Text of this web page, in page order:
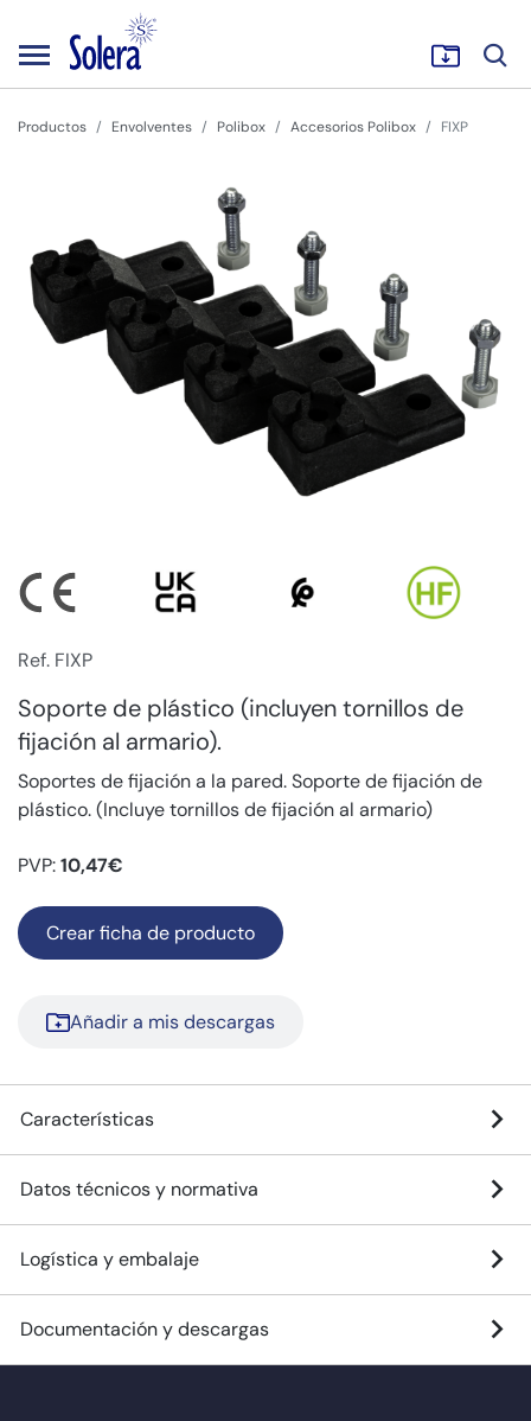
Productos Envolventes Polibox Accesorios Polibox FIXP
Ref. FIXP
Soporte de plástico (incluyen tornillos de
fijación al armario).
Soportes de fijación a la pared. Soporte de fijación de
plástico. (Incluye tornillos de fijación al armario)
PVP:10,47€
Crear ficha de producto
Añadir a mis descargas
Características
Datos técnicos y normativa
Logística y embalaje
Documentación y descargas